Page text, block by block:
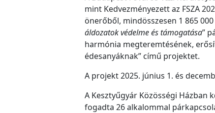
mint Kedvezményezett az FSZA
önerőből, mindösszesen 1 865
áldozatok védelme és támogatása”
harmónia megteremtésének,
édesanyáknak” című projektet.
A projekt 2025. június 1. és
A Kesztyűgyár Közösségi Házban
fogadta 26 alkalommal